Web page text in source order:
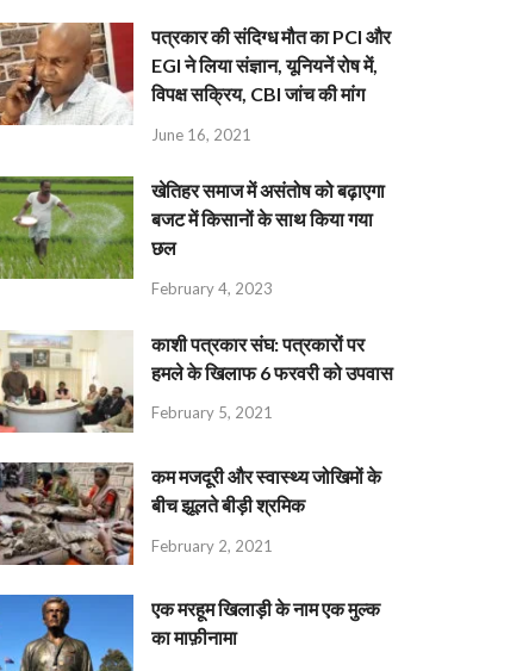
पत्रकार की संदिग्ध मौत का PCI और
EGI ने लिया संज्ञान, यूनियनें रोष में,
विपक्ष सक्रिय, CBI जांच की मांग
June 16, 2021
खेतिहर समाज में असंतोष को बढ़ाएगा
बजट में किसानों के साथ किया गया
छल
February 4, 2023
काशी पत्रकार संघ: पत्रकारों पर
हमले के खिलाफ 6 फरवरी को उपवास
February 5, 2021
कम मजदूरी और स्वास्थ्य जोखिमों के
बीच झूलते बीड़ी श्रमिक
February 2, 2021
एक मरहूम खिलाड़ी के नाम एक मुल्क
का माफ़ीनामा